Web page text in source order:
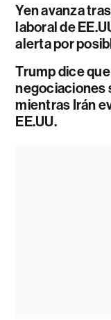
Yen avanza
laboral de
alerta por
Trump dice
negociaciones
mientras Irán
EE.UU.